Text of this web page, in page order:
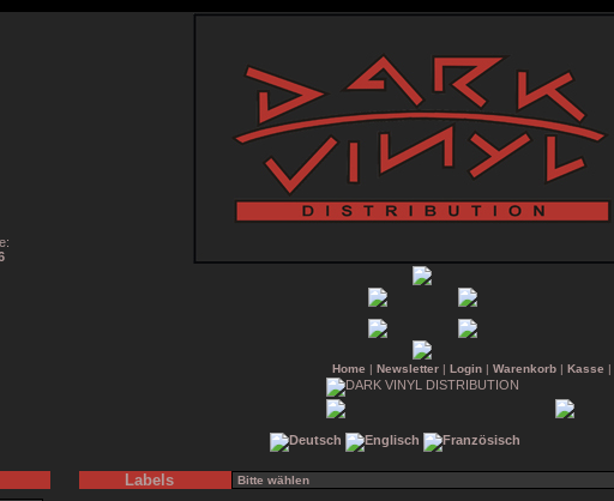
Home | Newsletter| Login| Warenkorb| Kasse |
Labels